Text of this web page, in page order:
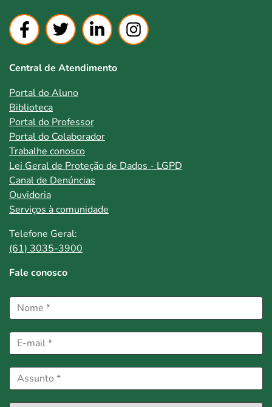
Central de Atendimento
Portal do Aluno
Biblioteca
Portal do Professor
Portal do Colaborador
Trabalhe conosco
Lei Geral de Proteção de Dados - LGPD
Canal de Denúncias
Ouvidoria
Serviços à comunidade
Telefone Geral:
(61) 3035-3900
Fale conosco